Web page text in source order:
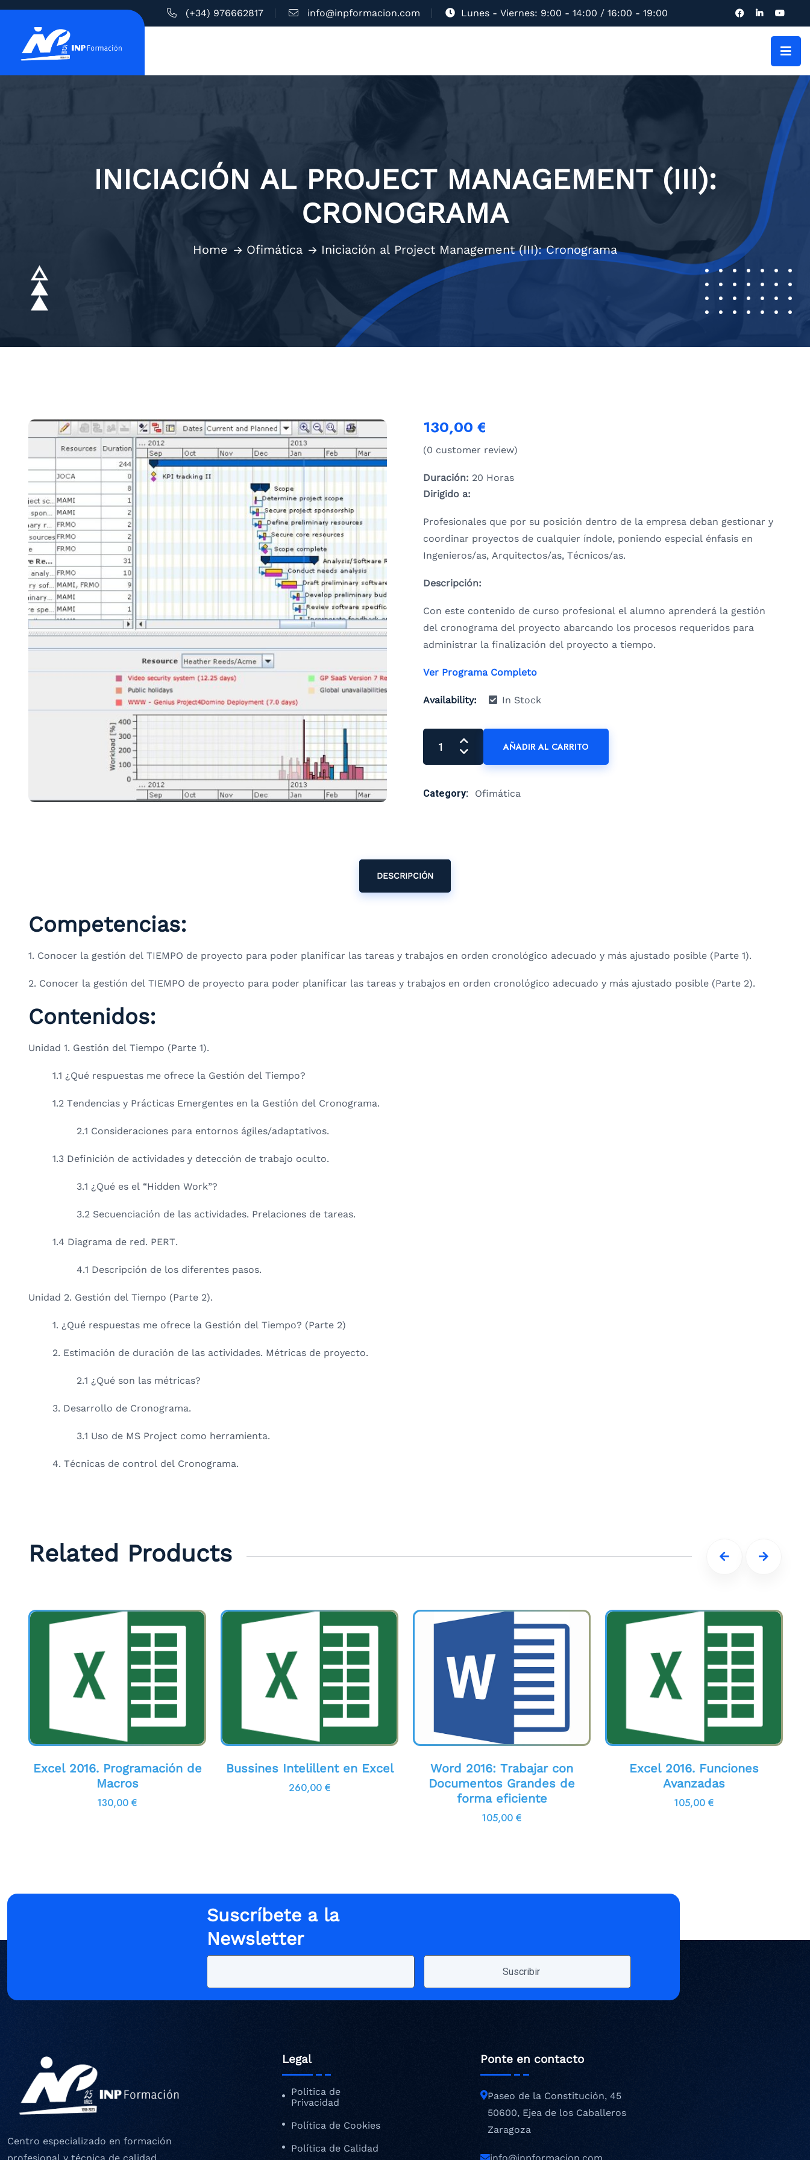
(+34) 976662817 info@inpformacion.com Lunes - Viernes: 9:00 - 14:00 / 16:00 - 19:00
INICIACIÓN AL PROJECT MANAGEMENT (III):
CRONOGRAMA
Home Ofimática Iniciación al Project Management (III): Cronograma
130,00 €
(0 customer review)
Duración: 20 Horas
Dirigido a:
Profesionales que por su posición dentro de la empresa deban gestionar y
coordinar proyectos de cualquier índole, poniendo especial énfasis en
Ingenieros/as, Arquitectos/as, Técnicos/as.
Descripción:
Con este contenido de curso profesional el alumno aprenderá la gestión
del cronograma del proyecto abarcando los procesos requeridos para
administrar la finalización del proyecto a tiempo.
Ver Programa Completo
Availability: In Stock
AÑADIR AL CARRITO
Category: Ofimática
DESCRIPCIÓN
Competencias:
1. Conocer la gestión del TIEMPO de proyecto para poder planificar las tareas y trabajos en orden cronológico adecuado y más ajustado posible (Parte 1).
2. Conocer la gestión del TIEMPO de proyecto para poder planificar las tareas y trabajos en orden cronológico adecuado y más ajustado posible (Parte 2).
Contenidos:
Unidad 1. Gestión del Tiempo (Parte 1).
1.1 ¿Qué respuestas me ofrece la Gestión del Tiempo?
1.2 Tendencias y Prácticas Emergentes en la Gestión del Cronograma.
2.1 Consideraciones para entornos ágiles/adaptativos.
1.3 Definición de actividades y detección de trabajo oculto.
3.1 ¿Qué es el “Hidden Work”?
3.2 Secuenciación de las actividades. Prelaciones de tareas.
1.4 Diagrama de red. PERT.
4.1 Descripción de los diferentes pasos.
Unidad 2. Gestión del Tiempo (Parte 2).
1. ¿Qué respuestas me ofrece la Gestión del Tiempo? (Parte 2)
2. Estimación de duración de las actividades. Métricas de proyecto.
2.1 ¿Qué son las métricas?
3. Desarrollo de Cronograma.
3.1 Uso de MS Project como herramienta.
4. Técnicas de control del Cronograma.
Related Products
Excel 2016. Programación de
Macros
130,00 €
Bussines Intelillent en Excel
260,00 €
Word 2016: Trabajar con
Documentos Grandes de
forma eficiente
105,00 €
Excel 2016. Funciones
Avanzadas
105,00 €
Suscríbete a la
Newsletter
Centro especializado en formación
Legal
Politica de
Privacidad
Política de Cookies
Política de Calidad
Ponte en contacto
Paseo de la Constitución, 45
50600, Ejea de los Caballeros
Zaragoza